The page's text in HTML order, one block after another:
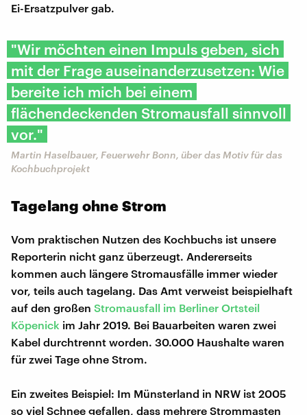
Ei-Ersatzpulver gab.
"Wir möchten einen Impuls geben, sich
mit der Frage auseinanderzusetzen: Wie
bereite ich mich bei einem
flächendeckenden Stromausfall sinnvoll
vor."
Martin Haselbauer, Feuerwehr Bonn, über das Motiv für das
Kochbuchprojekt
Tagelang ohne Strom
Vom praktischen Nutzen des Kochbuchs ist unsere
Reporterin nicht ganz überzeugt. Andererseits
kommen auch längere Stromausfälle immer wieder
vor, teils auch tagelang. Das Amt verweist beispielhaft
auf den großen Stromausfall im Berliner Ortsteil
Köpenick im Jahr 2019. Bei Bauarbeiten waren zwei
Kabel durchtrennt worden. 30.000 Haushalte waren
für zwei Tage ohne Strom.
Ein zweites Beispiel: Im Münsterland in NRW ist 2005
so viel Schnee gefallen, dass mehrere Strommasten